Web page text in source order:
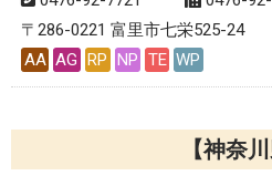
〒286-0221 富里市七栄525-24
AA AG RP NP TE WP
神奈